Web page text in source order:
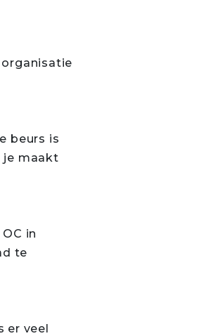
beurs is
je maakt
in
te
er veel